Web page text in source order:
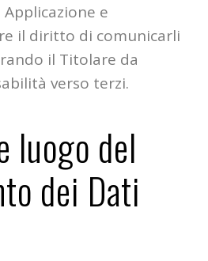
e
il diritto di comunicarli
il Titolare da
verso terzi.
luogo del
dei Dati